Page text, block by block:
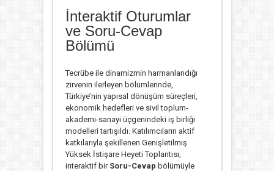
İnteraktif Oturumlar
ve Soru-Cevap
Bölümü
Tecrübe ile dinamizmin harmanlandığı
zirvenin ilerleyen bölümlerinde,
Türkiye’nin yapısal dönüşüm süreçleri,
ekonomik hedefleri ve sivil toplum-
akademi-sanayi üçgenindeki iş birliği
modelleri tartışıldı. Katılımcıların aktif
katkılarıyla şekillenen Genişletilmiş
Yüksek İstişare Heyeti Toplantısı,
interaktif bir Soru-Cevap bölümüyle